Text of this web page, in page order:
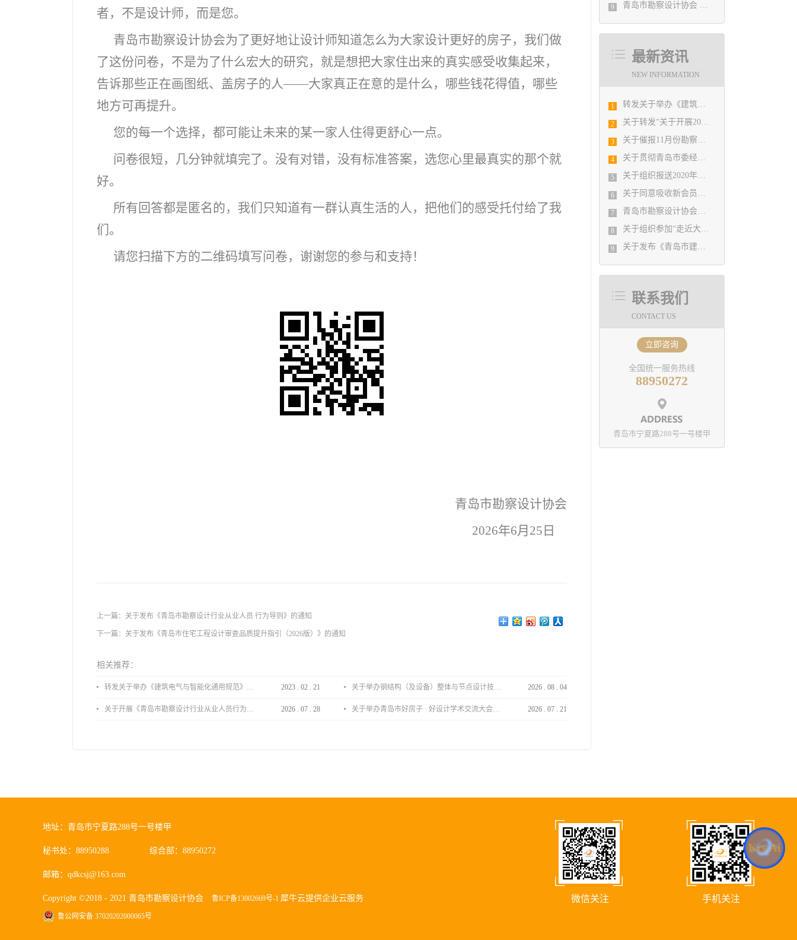
9 青岛市勘察设计协会 第五届二次会员代表大会纪要
最新资讯
NEW INFORMATION
1 转发关于举办《建筑电气与智能化通用规范》 GB55024-2022公益宣贯的通知
2 关于转发“关于开展2019山东省勘察设计协会建筑创作展暨第六届山东省优秀建筑设计方案竞赛活动”的通知
3 关于催报11月份勘察设计经济形势月报的通知
4 关于贯彻青岛市委经济运行应急保障指挥部《关于积极发挥行业协会商会作用支持企业复工复产的通知》文件精神的实施意见
5 关于组织报送2020年度山东省工程建设（勘察设计）优秀QC小组的通知
6 关于同意吸收新会员单位的决定
7 青岛市勘察设计协会通知
8 关于组织参加“走近大师系列论坛（第八期）—包赞巴克· 与城市共生的建筑”活动有关事项的通知
9 关于发布《青岛市建筑工程设计质量提升指引》（2021修订版）的通知
联系我们
CONTACT US
立即咨询
全国统一服务热线
88950272
青岛市宁夏路288号一号楼甲
者，不是设计师，而是您。
青岛市勘察设计协会为了更好地让设计师知道怎么为大家设计更好的房子，我们做
了这份问卷，不是为了什么宏大的研究，就是想把大家住出来的真实感受收集起来，
告诉那些正在画图纸、盖房子的人——大家真正在意的是什么，哪些钱花得值，哪些
地方可再提升。
您的每一个选择，都可能让未来的某一家人住得更舒心一点。
问卷很短，几分钟就填完了。没有对错，没有标准答案，选您心里最真实的那个就
好。
所有回答都是匿名的，我们只知道有一群认真生活的人，把他们的感受托付给了我
们。
请您扫描下方的二维码填写问卷，谢谢您的参与和支持！
青岛市勘察设计协会
2026年6月25日
上一篇： 关于发布《青岛市勘察设计行业从业人员 行为导则》的通知
下一篇： 关于发布《青岛市住宅工程设计审查品质提升指引（2026版）》的通知
相关推荐：
转发关于举办《建筑电气与智能化通用规范》 GB55024-2022公益宣贯的通知 2023 . 02 . 21 关于举办钢结构（及设备）整体与节点设计技术分享会的通知 2026 . 08 . 04
关于开展《青岛市勘察设计行业从业人员行为导则》、《青岛市住宅工程设计审查品质提升指引（2026版）》宣贯活动的通知 2026 . 07 . 28 关于举办青岛市好房子 · 好设计学术交流大会的通知 2026 . 07 . 21
微信关注 手机关注
地址：青岛市宁夏路288号一号楼甲
秘书处：88950288 综合部：88950272
邮箱：qdkcsj@163.com
Copyright ©2018 - 2021 青岛市勘察设计协会 鲁ICP备13002669号-1 犀牛云提供企业云服务
鲁公网安备 37020202000065号
Kcs.Ai